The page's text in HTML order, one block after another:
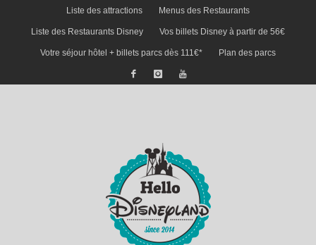
Liste des attractions Menus des Restaurants
Liste des Restaurants Disney Vos billets Disney à partir de 56€
Votre séjour hôtel + billets parcs dès 111€* Plan des parcs